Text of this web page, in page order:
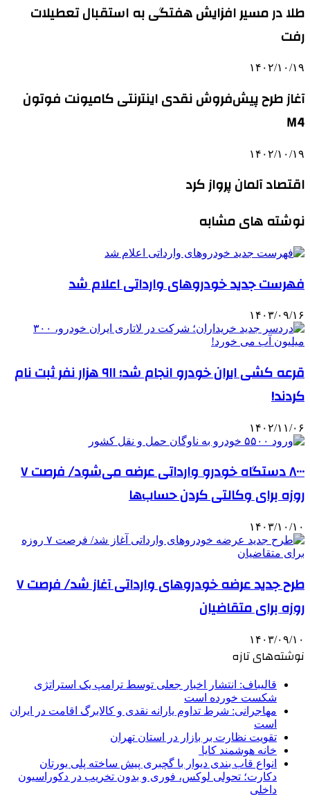
طلا در مسیر افزایش هفتگی به استقبال تعطیلات
رفت
۱۴۰۲/۱۰/۱۹
آغاز طرح پیش‌فروش نقدی اینترنتی کامیونت فوتون
M4
۱۴۰۲/۱۰/۱۹
اقتصاد آلمان پرواز کرد
نوشته های مشابه
فهرست جدید خودروهای وارداتی اعلام شد
۱۴۰۳/۰۹/۱۶
قرعه کشی ایران خودرو انجام شد؛ ۹۱۱ هزار نفر ثبت نام
کردند!
۱۴۰۲/۱۱/۰۶
۸۰۰۰ دستگاه خودرو وارداتی عرضه می‌شود/ فرصت ۷
روزه برای وکالتی کردن حساب‌ها
۱۴۰۳/۱۰/۱۰
طرح جدید عرضه خودروهای وارداتی آغاز شد/ فرصت ٧
روزه برای متقاضیان
۱۴۰۳/۰۹/۱۰
نوشته‌های تازه
قالیباف: انتشار اخبار جعلی توسط ترامپ یک استراتژی
شکست خورده است
مهاجرانی: شرط تداوم یارانه نقدی و کالابرگ اقامت در ایران
است
تقویت نظارت بر بازار در استان تهران
خانه هوشمند کایا
انواع قاب بندی دیوار با گچبری پیش ساخته پلی یورتان
دکارت؛ تحولی لوکس، فوری و بدون تخریب در دکوراسیون
داخلی